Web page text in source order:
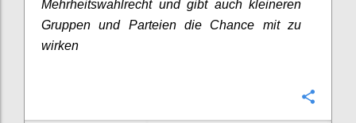
Mehrheitswahlrecht und gibt auch kleineren
Gruppen und Parteien die Chance mit zu
wirken